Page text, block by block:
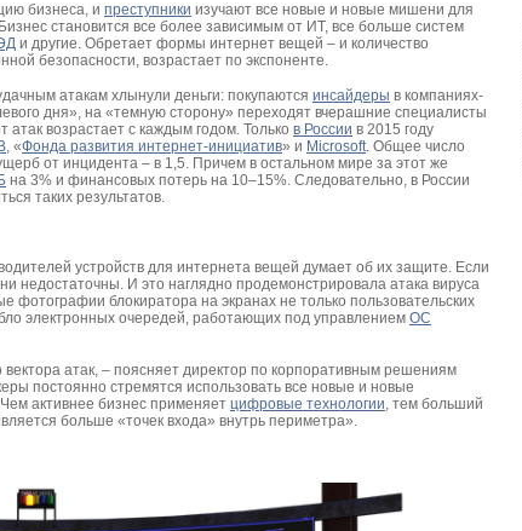
бизнеса, и преступники изучают все новые и новые мишени для
становится все более зависимым от ИТ, все больше систем
и другие. Обретает формы интернет вещей – и количество
безопасности, возрастает по экспоненте.
атакам хлынули деньги: покупаются инсайдеры в компаниях-
дня», на «темную сторону» переходят вчерашние специалисты
возрастает с каждым годом. Только в России в 2015 году
, «Фонда развития интернет-инициатив» и Microsoft. Общее число
от инцидента – в 1,5. Причем в остальном мире за этот же
на 3% и финансовых потерь на 10–15%. Следовательно, в России
таких результатов.
устройств для интернета вещей думает об их защите. Если
недостаточны. И это наглядно продемонстрировала атака вируса
блокиратора на экранах не только пользовательских
электронных очередей, работающих под управлением ОС
атак, – поясняет директор по корпоративным решениям
постоянно стремятся использовать все новые и новые
активнее бизнес применяет цифровые технологии, тем больший
больше «точек входа» внутрь периметра».